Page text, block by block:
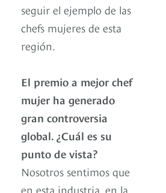
seguir el ejemplo de las
chefs mujeres de esta
región.
El premio a mejor chef
mujer ha generado
gran controversia
global. ¿Cuál es su
punto de vista?
Nosotros sentimos que
en esta industria, en la